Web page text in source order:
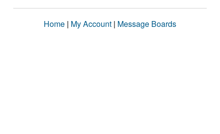
Home | My Account | Message Boards